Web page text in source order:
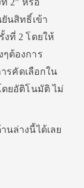
2” หรือ
นสิทธิ์เข้า
ที่ 2 โดยให้
ๆต้องการ
รคัดเลือกใน
ยอัติโนมัติ ไม่
นล่างนี้ได้เลย